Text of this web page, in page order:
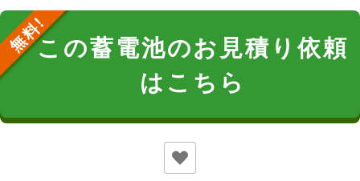
この蓄電池のお見積り依頼
はこちら